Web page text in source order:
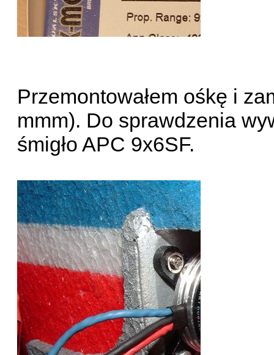
Przemontowałem ośkę i
mmm). Do sprawdzenia
śmigło APC 9x6SF.